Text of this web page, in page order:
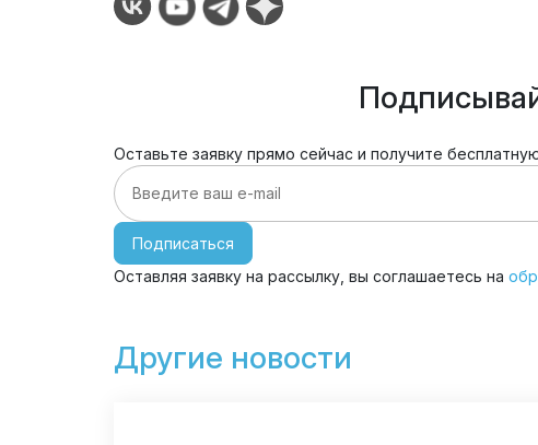
Оставьте заявку прямо сейчас и получите
Подписаться
Оставляя заявку на рассылку, вы соглашаетесь на
Другие новости